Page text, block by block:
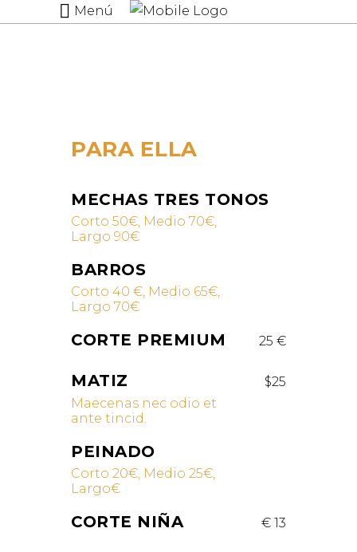
Menú
PARA ELLA
MECHAS TRES TONOS
Corto 50€, Medio 70€,
Largo 90€
BARROS
Corto 40 €, Medio 65€,
Largo 70€
CORTE PREMIUM 25 €
MATIZ
$25
Maecenas nec odio et
ante tincid.
PEINADO
Corto 20€, Medio 25€,
Largo€
CORTE NIÑA € 13